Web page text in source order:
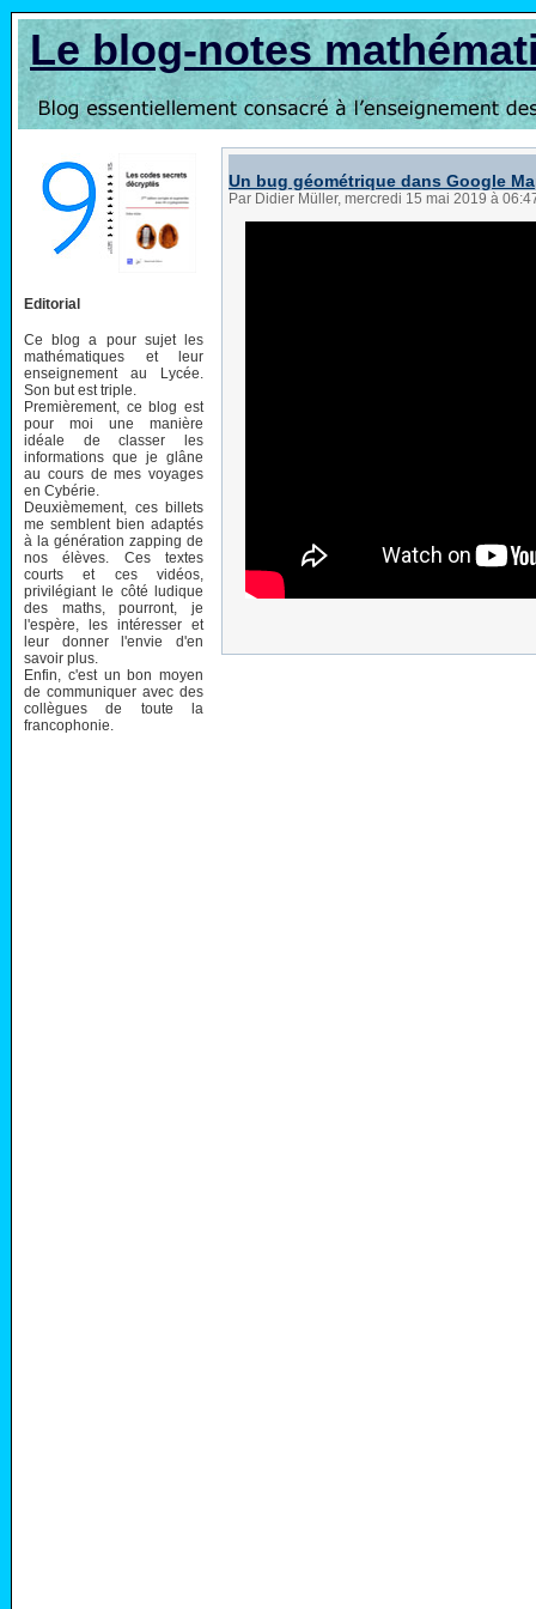
Le blog-notes
Editorial
Ce blog a pour sujet les
mathématiques et leur
enseignement au Lycée.
Son but est triple.
Premièrement, ce blog est
pour moi une manière
idéale de classer les
informations que je glâne
au cours de mes voyages
en Cybérie.
Deuxièmement, ces billets
me semblent bien adaptés
à la génération zapping de
nos élèves. Ces textes
courts et ces vidéos,
privilégiant le côté ludique
des maths, pourront, je
l'espère, les intéresser et
leur donner l'envie d'en
savoir plus.
Enfin, c'est un bon moyen
de communiquer avec des
collègues de toute la
francophonie.
Un bug géométrique dans Google
Par Didier Müller, mercredi 15 mai 2019 à